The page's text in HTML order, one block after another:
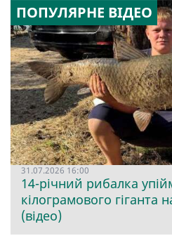
ПОПУЛЯРНЕ ВІДЕО
31.07.2026 16:00
14-річний рибалка
кілограмового гіганта
(відео)